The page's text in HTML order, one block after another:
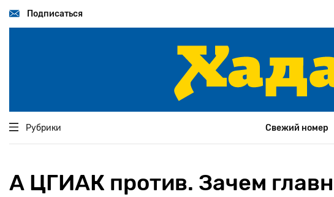
основномуПодписаться
Рубрики Свежий номер
А ЦГИАК против. Зачем